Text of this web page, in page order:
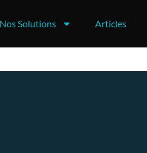
Nos Solutions Articles